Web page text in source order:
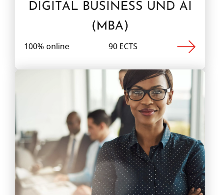
DIGITAL BUSINESS UND AI
(MBA)
100% online 90 ECTS